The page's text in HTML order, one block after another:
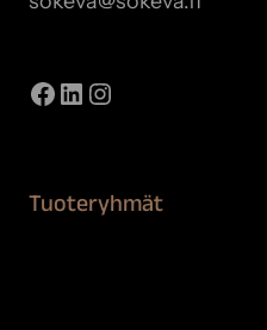
Facebook
LinkedIn
Instagram
Tuoteryhmät